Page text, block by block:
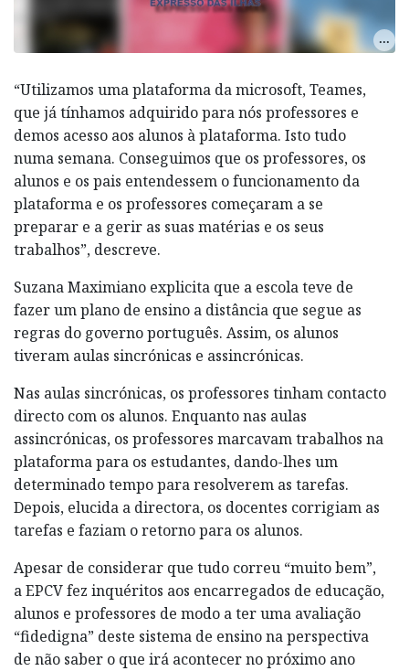
“Utilizamos uma plataforma da microsoft, Teames,
que já tínhamos adquirido para nós professores e
demos acesso aos alunos à plataforma. Isto tudo
numa semana. Conseguimos que os professores, os
alunos e os pais entendessem o funcionamento da
plataforma e os professores começaram a se
preparar e a gerir as suas matérias e os seus
trabalhos”, descreve.
Suzana Maximiano explicita que a escola teve de
fazer um plano de ensino a distância que segue as
regras do governo português. Assim, os alunos
tiveram aulas sincrónicas e assincrónicas.
Nas aulas sincrónicas, os professores tinham contacto
directo com os alunos. Enquanto nas aulas
assincrónicas, os professores marcavam trabalhos na
plataforma para os estudantes, dando-lhes um
determinado tempo para resolverem as tarefas.
Depois, elucida a directora, os docentes corrigiam as
tarefas e faziam o retorno para os alunos.
Apesar de considerar que tudo correu “muito bem”,
a EPCV fez inquéritos aos encarregados de educação,
alunos e professores de modo a ter uma avaliação
“fidedigna” deste sistema de ensino na perspectiva
de não saber o que irá acontecer no próximo ano